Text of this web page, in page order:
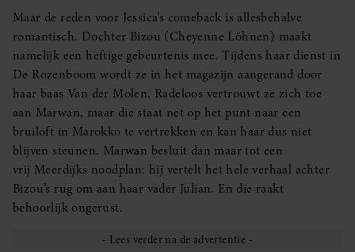
Maar de reden voor Jessica’s comeback is allesbehalve
romantisch. Dochter Bizou (Cheyenne Löhnen) maakt
namelijk een heftige gebeurtenis mee. Tijdens haar dienst in
De Rozenboom wordt ze in het magazijn aangerand door
haar baas Van der Molen. Radeloos vertrouwt ze zich toe
aan Marwan, maar die staat net op het punt naar een
bruiloft in Marokko te vertrekken en kan haar dus niet
blijven steunen. Marwan besluit dan maar tot een
vrij Meerdijks noodplan: hij vertelt het hele verhaal achter
Bizou’s rug om aan haar vader Julian. En die raakt
behoorlijk ongerust.